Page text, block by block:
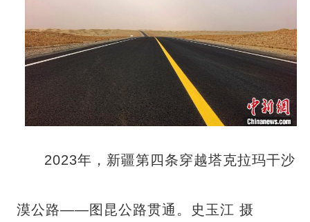
2023年，新疆第四条穿越塔克拉玛干沙
漠公路——图昆公路贯通。史玉江 摄